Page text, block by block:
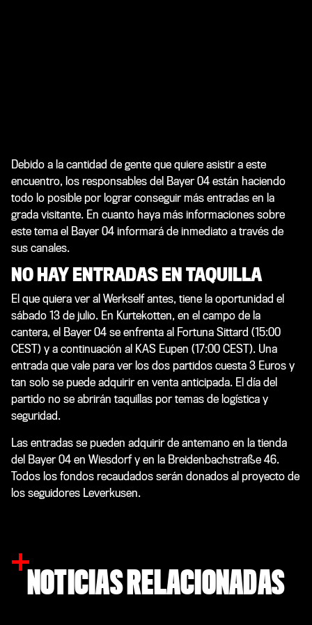
Debido a la cantidad de gente que quiere asistir a este
encuentro, los responsables del Bayer 04 están haciendo
todo lo posible por lograr conseguir más entradas en la
grada visitante. En cuanto haya más informaciones sobre
este tema el Bayer 04 informará de inmediato a través de
sus canales.
NO HAY ENTRADAS EN TAQUILLA
El que quiera ver al Werkself antes, tiene la oportunidad el
sábado 13 de julio. En Kurtekotten, en el campo de la
cantera, el Bayer 04 se enfrenta al Fortuna Sittard (15:00
CEST) y a continuación al KAS Eupen (17:00 CEST). Una
entrada que vale para ver los dos partidos cuesta 3 Euros y
tan solo se puede adquirir en venta anticipada. El día del
partido no se abrirán taquillas por temas de logística y
seguridad.
Las entradas se pueden adquirir de antemano en la tienda
del Bayer 04 en Wiesdorf y en la Breidenbachstraße 46.
Todos los fondos recaudados serán donados al proyecto de
los seguidores Leverkusen.
NOTICIAS RELACIONADAS